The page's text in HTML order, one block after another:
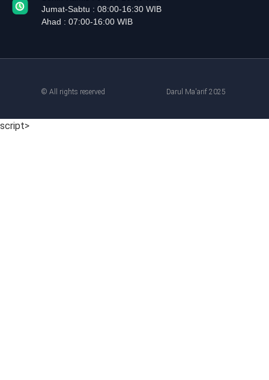
Jumat-Sabtu : 08:00-16:30 WIB
Ahad : 07:00-16:00 WIB
© All rights reserved Darul Ma'arif 2025
script>